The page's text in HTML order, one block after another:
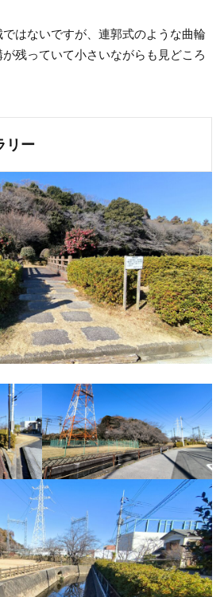
はないですが、連郭式のような曲輪
残っていて小さいながらも見どころ
リー